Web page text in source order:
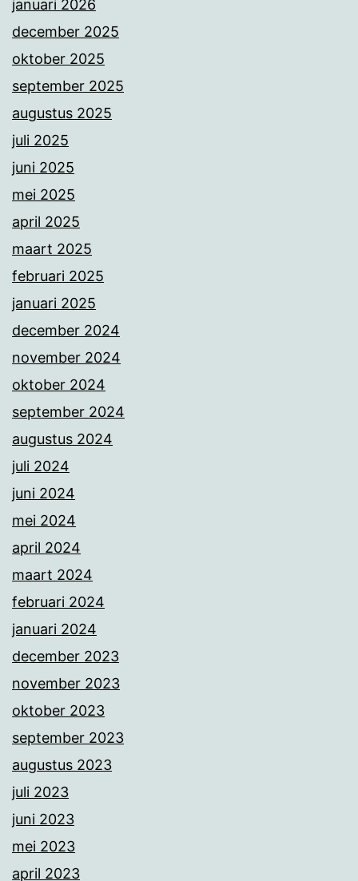
januari 2026
december 2025
oktober 2025
september 2025
augustus 2025
juli 2025
juni 2025
mei 2025
april 2025
maart 2025
februari 2025
januari 2025
december 2024
november 2024
oktober 2024
september 2024
augustus 2024
juli 2024
juni 2024
mei 2024
april 2024
maart 2024
februari 2024
januari 2024
december 2023
november 2023
oktober 2023
september 2023
augustus 2023
juli 2023
juni 2023
mei 2023
april 2023